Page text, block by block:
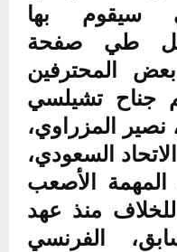
سيقوم بها
طي صفحة
بعض المحترفين
جناح تشيلسي
نصير المزراوي،
السعودي،
المهمة الأصعب
منذ عهد
الفرنسي